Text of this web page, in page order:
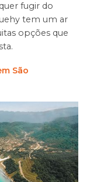
fugir do
tem um ar
opções que
São